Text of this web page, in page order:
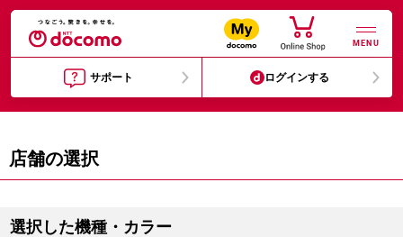
MENU
サポート ログインする
店舗の選択
選択した機種・カラー